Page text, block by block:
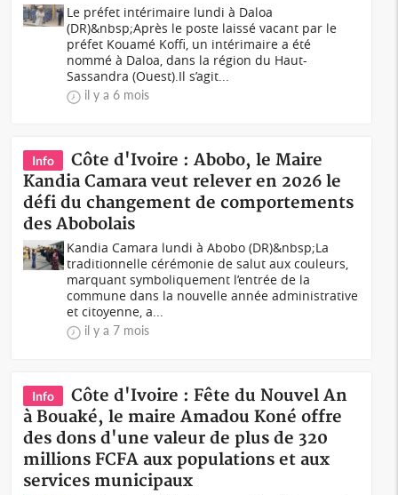
Le préfet intérimaire lundi à Daloa
(DR)&nbsp;Après le poste laissé vacant par le
préfet Kouamé Koffi, un intérimaire a été
nommé à Daloa, dans la région du Haut-
Sassandra (Ouest).Il s’agit...
il y a 6 mois
Info
Côte d'Ivoire : Abobo, le Maire
Kandia Camara veut relever en 2026 le
défi du changement de comportements
des Abobolais
Kandia Camara lundi à Abobo (DR)&nbsp;La
traditionnelle cérémonie de salut aux couleurs,
marquant symboliquement l’entrée de la
commune dans la nouvelle année administrative
et citoyenne, a...
il y a 7 mois
Info
Côte d'Ivoire : Fête du Nouvel An
à Bouaké, le maire Amadou Koné offre
des dons d'une valeur de plus de 320
millions FCFA aux populations et aux
services municipaux